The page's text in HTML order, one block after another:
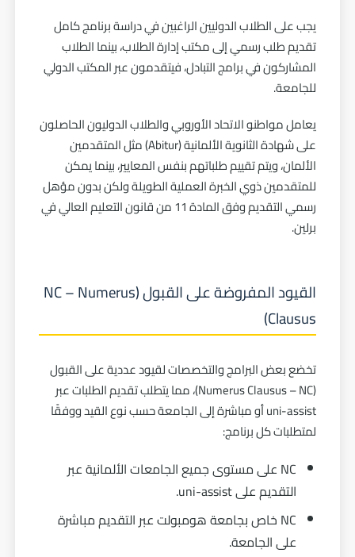
يجب على الطلاب الدوليين الراغبين في دراسة برنامج كامل
تقديم طلب رسمي إلى مكتب إدارة الطلاب، بينما الطلاب
المشاركون في برامج التبادل، فيتقدمون عبر المكتب الدولي
للجامعة.
يعامل مواطنو الاتحاد الأوروبي والطلاب الدوليون الحاصلون
على شهادة الثانوية الألمانية (Abitur) مثل المتقدمين
الألمان، ويتم تقييم طلباتهم بنفس المعايير، بينما يمكن
للمتقدمين ذوي الخبرة العملية الطويلة ولكن بدون مؤهل
رسمي التقديم وفق المادة 11 من قانون التعليم العالي في
برلين.
القيود المفروضة على القبول (NC – Numerus
Clausus)
تخضع بعض البرامج والتخصصات لقيود عددية على القبول
(Numerus Clausus – NC)، مما يتطلب تقديم الطلبات عبر
uni-assist أو مباشرة إلى الجامعة حسب نوع القيد ووفقًا
لمتطلبات كل برنامج:
NC على مستوى جميع الجامعات الألمانية عبر
التقديم على uni-assist.
NC خاص بجامعة هومبولت عبر التقديم مباشرة
على الجامعة.